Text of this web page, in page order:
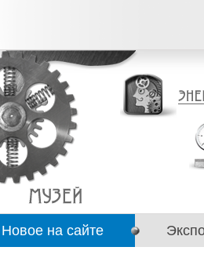
Новое на сайте